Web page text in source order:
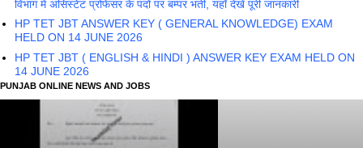
विभाग में असिस्टेंट प्रोफेसर के पदों पर बम्पर भर्ती, यहाँ देखें पूरी जानकारी
HP TET JBT ANSWER KEY ( GENERAL KNOWLEDGE) EXAM
HELD ON 14 JUNE 2026
HP TET JBT ( ENGLISH & HINDI ) ANSWER KEY EXAM HELD ON
14 JUNE 2026
PUNJAB ONLINE NEWS AND JOBS